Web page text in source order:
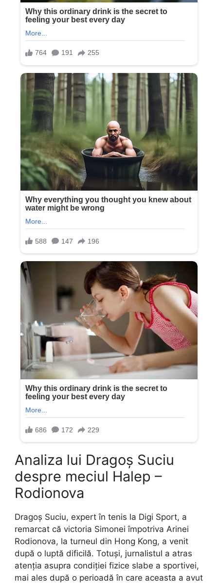
Analiza lui Dragoș Suciu
despre meciul Halep –
Rodionova
Dragoș Suciu, expert în tenis la Digi Sport, a
remarcat că victoria Simonei împotriva Arinei
Rodionova, la turneul din Hong Kong, a venit
după o luptă dificilă. Totuși, jurnalistul a atras
atenția asupra condiției fizice slabe a sportivei,
mai ales după o perioadă în care aceasta a avut